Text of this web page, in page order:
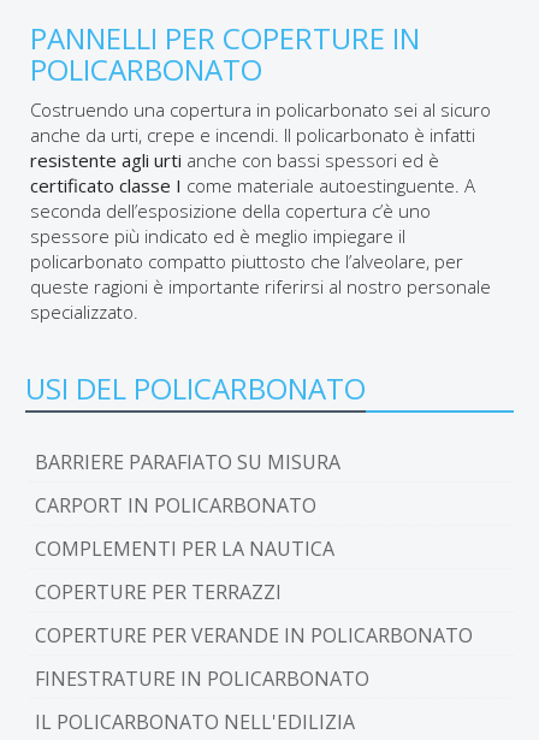
PANNELLI PER COPERTURE IN
POLICARBONATO
Costruendo una copertura in policarbonato sei al sicuro
anche da urti, crepe e incendi. Il policarbonato è infatti
resistente agli urti anche con bassi spessori ed è
certificato classe I come materiale autoestinguente. A
seconda dell’esposizione della copertura c’è uno
spessore più indicato ed è meglio impiegare il
policarbonato compatto piuttosto che l’alveolare, per
queste ragioni è importante riferirsi al nostro personale
specializzato.
USI DEL POLICARBONATO
BARRIERE PARAFIATO SU MISURA
CARPORT IN POLICARBONATO
COMPLEMENTI PER LA NAUTICA
COPERTURE PER TERRAZZI
COPERTURE PER VERANDE IN POLICARBONATO
FINESTRATURE IN POLICARBONATO
IL POLICARBONATO NELL'EDILIZIA